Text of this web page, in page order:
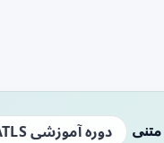
متنی دوره آموزشی ATLS